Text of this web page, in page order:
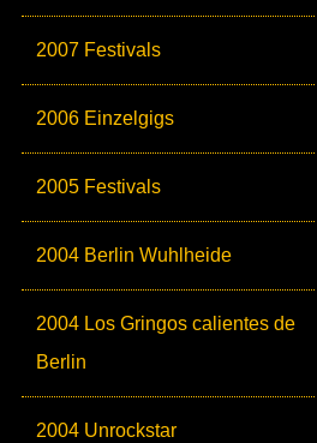
2007 Festivals
2006 Einzelgigs
2005 Festivals
2004 Berlin Wuhlheide
2004 Los Gringos calientes de
Berlin
2004 Unrockstar